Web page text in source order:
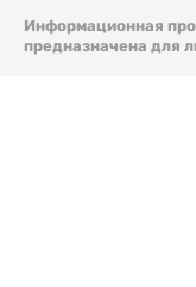
Информационная
предназначена для